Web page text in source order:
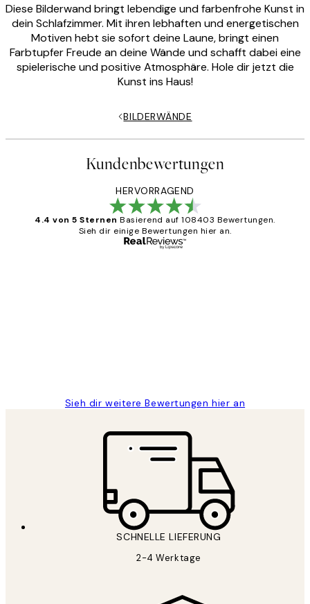
Diese Bilderwand bringt lebendige und farbenfrohe Kunst in
dein Schlafzimmer. Mit ihren lebhaften und energetischen
Motiven hebt sie sofort deine Laune, bringt einen
Farbtupfer Freude an deine Wände und schafft dabei eine
spielerische und positive Atmosphäre. Hole dir jetzt die
Kunst ins Haus!
BILDERWÄNDE
Kundenbewertungen
HERVORRAGEND
4.4 von 5 Sternen Basierend auf 108403 Bewertungen.
Sieh dir einige Bewertungen hier an.
Sieh dir weitere Bewertungen hier an
SCHNELLE LIEFERUNG
2-4 Werktage